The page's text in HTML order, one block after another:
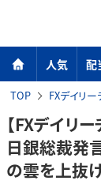
人気 配
TOP FXデイリー
【FXデイリ
日銀総裁発
の雲を上抜